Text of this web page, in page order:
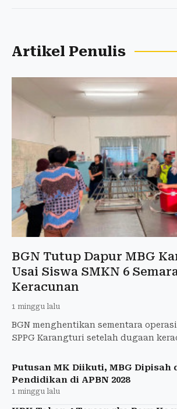
Artikel Penulis
BGN Tutup Dapur MBG
Usai Siswa SMKN 6
Keracunan
1 minggu lalu
BGN menghentikan sementara
SPPG Karangturi setelah dugaan
Putusan MK Diikuti, MBG Dipisah
Pendidikan di APBN 2028
1 minggu lalu